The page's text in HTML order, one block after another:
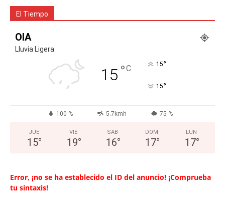
El Tiempo
OIA
Lluvia Ligera
15 °C 15°
15°
100 % 5.7kmh 75 %
JUE
15°
VIE
19°
SAB
16°
DOM
17°
LUN
17°
Error, ¡no se ha establecido el ID del anuncio! ¡Comprueba
tu sintaxis!